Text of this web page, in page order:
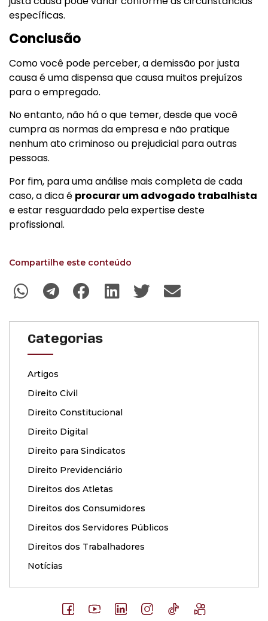
específicas.
Conclusão
Como você pode perceber, a demissão por justa
causa é uma dispensa que causa muitos prejuízos
para o empregado.
No entanto, não há o que temer, desde que você
cumpra as normas da empresa e não pratique
nenhum ato criminoso ou prejudicial para outras
pessoas.
Por fim, para uma análise mais completa de cada
caso, a dica é procurar um advogado trabalhista
e estar resguardado pela expertise deste
profissional.
Compartilhe este conteúdo
Categorias
Artigos
Direito Civil
Direito Constitucional
Direito Digital
Direito para Sindicatos
Direito Previdenciário
Direitos dos Atletas
Direitos dos Consumidores
Direitos dos Servidores Públicos
Direitos dos Trabalhadores
Notícias